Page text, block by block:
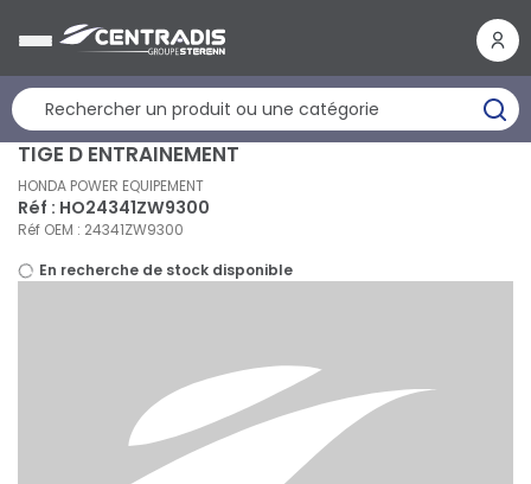
TIGE D ENTRAINEMENT
HONDA POWER EQUIPEMENT
Réf : HO24341ZW9300
Réf OEM : 24341ZW9300
En recherche de stock disponible